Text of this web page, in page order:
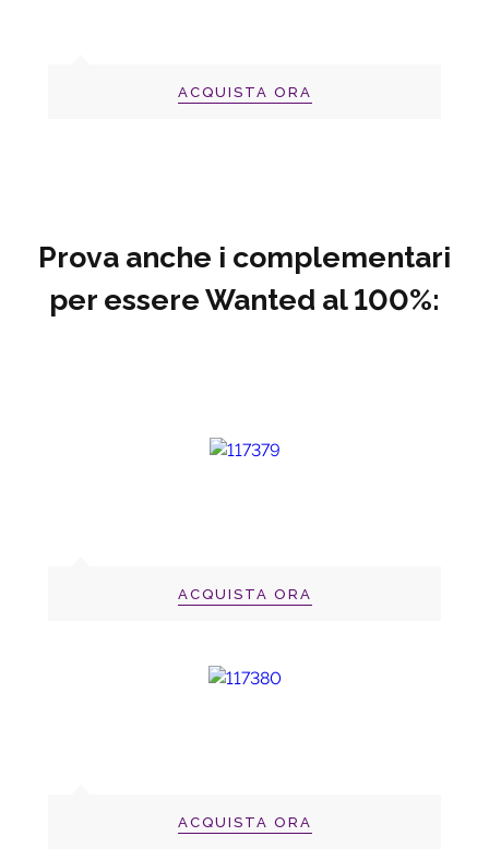
ACQUISTA ORA
Prova anche i complementari
per essere Wanted al 100%:
ACQUISTA ORA
ACQUISTA ORA